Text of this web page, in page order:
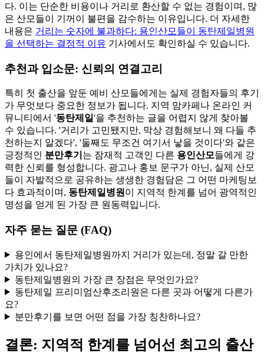
다. 이는 단순한 비용이나 거리로 환산할 수 없는 경험이며, 많
은 산모들이 기꺼이 불편을 감수하는 이유입니다. 더 자세한
내용은 거리는 숫자에 불과하다: 용인산모들이 동탄제일병원
을 선택하는 결정적 이유 기사에서도 확인하실 수 있습니다.
추천과 입소문: 신뢰의 연결고리
특히 첫 출산을 앞둔 예비 산모들에게는 실제 경험자들의 후기
가 무엇보다 중요한 정보가 됩니다. 지역 맘카페나 온라인 커
뮤니티에서 '동탄제일'을 추천하는 글을 어렵지 않게 찾아볼
수 있습니다. '거리가 고민됐지만, 막상 경험해보니 왜 다들 추
천하는지 알겠다', '둘째도 무조건 여기서 낳을 것이다'와 같은
긍정적인 분만후기 는 잠재적 고객인 다른 용인산모들에게 강
력한 신뢰를 형성합니다. 광고나 홍보 문구가 아닌, 실제 산모
들이 자발적으로 공유하는 생생한 경험담은 그 어떤 마케팅보
다 효과적이며, 동탄제일병원 이 지역적 한계를 넘어 광역적인
명성을 얻게 된 가장 큰 원동력입니다.
자주 묻는 질문 (FAQ)
용인에서 동탄제일병원까지 거리가 있는데, 정말 갈 만한
가치가 있나요?
동탄제일병원의 가장 큰 장점은 무엇인가요?
동탄제일 프리미엄산후조리원은 다른 곳과 어떻게 다른가
요?
분만후기를 보면 어떤 점을 가장 칭찬하나요?
결론: 지역적 한계를 넘어선 최고의 출산